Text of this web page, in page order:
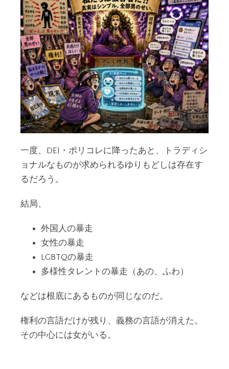
一度、DEI・ポリコレに降ったあと、トラディシ
ョナルなものが求められるゆりもどしは存在す
るだろう。
結局、
外国人の暴走
女性の暴走
LGBTQの暴走
多様性タレントの暴走（あの、ふわ）
などは根底にあるものが同じなのだ。
権利の言語だけが残り、義務の言語が消えた。
その中心には女がいる。